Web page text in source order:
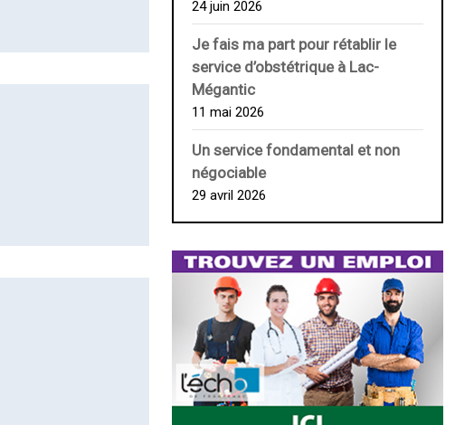
24 juin 2026
Je fais ma part pour rétablir le
service d’obstétrique à Lac-
Mégantic
11 mai 2026
Un service fondamental et non
négociable
29 avril 2026